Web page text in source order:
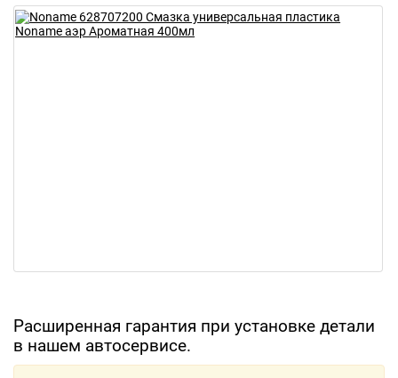
Расширенная гарантия при установке детали
в нашем автосервисе.